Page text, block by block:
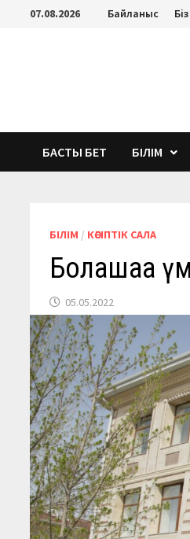
Перейти07.08.2026 Байланыс
БАСТЫ БЕТ БІЛІМ
БІЛІМ / КӘСІПТІК САЛА
Болашаққа
05.05.2022